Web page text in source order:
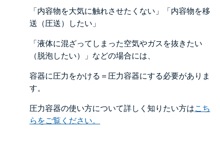
「内容物を大気に触れさせたくない」「内容物を移
送（圧送）したい」
「液体に混ざってしまった空気やガスを抜きたい
（脱泡したい）」などの場合には、
容器に圧力をかける＝圧力容器にする必要がありま
す。
圧力容器の使い方について詳しく知りたい方はこち
らをご覧ください。